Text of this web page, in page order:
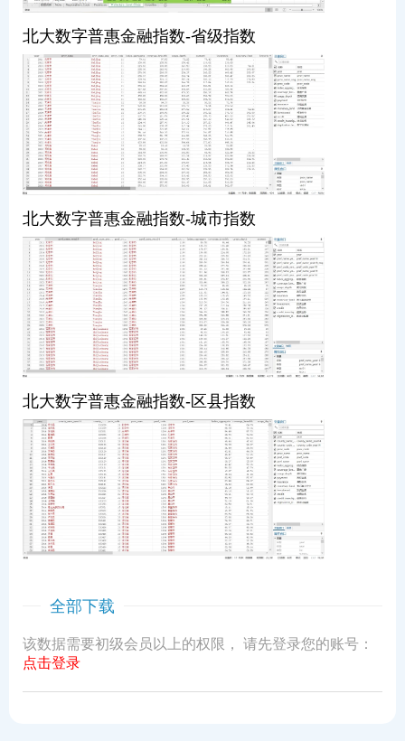
北大数字普惠金融指数-省级指数
北大数字普惠金融指数-城市指数
北大数字普惠金融指数-区县指数
全部下载
该数据需要初级会员以上的权限， 请先登录您的账号：
点击登录